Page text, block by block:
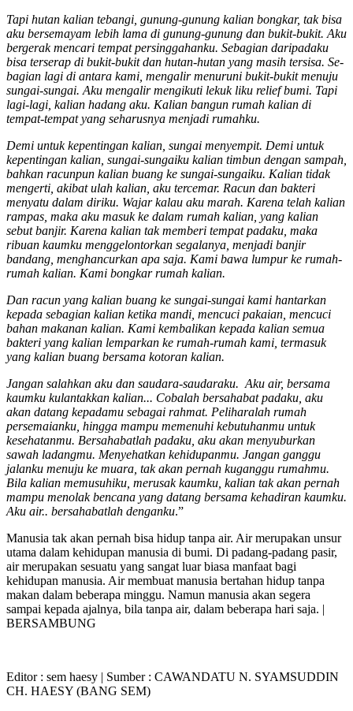
Tapi hutan kalian tebangi, gunung-gunung kalian bongkar, tak bisa
aku bersemayam lebih lama di gunung-gunung dan bukit-bukit. Aku
ber­gerak mencari tempat persinggahanku. Se­bagian daripadaku
bisa ter­serap di bukit-bukit dan hutan-hutan yang masih ter­sisa. Se­
bagian lagi di antara kami, mengalir menuruni bukit-bukit menuju
sungai-sungai. Aku meng­alir meng­ikuti lekuk liku relief bumi. Tapi
lagi-lagi, kalian hadang aku. Kalian bangun rumah kalian di
tempat-tempat yang seharusnya men­jadi rumahku.
Demi untuk kepentingan kalian, sungai me­nyempit. Demi untuk
kepentingan kalian, sungai-sungai­ku kalian timbun dengan sampah,
bahkan racunpun kalian buang ke sungai-sungaiku. Kalian tidak
mengerti, akibat ulah kalian, aku tercemar. Racun dan bakteri
menyatu dalam diriku. Wajar kalau aku marah. Karena telah kalian
rampas, maka aku masuk ke dalam rumah kali­an, yang kalian
sebut banjir. Karena kalian tak mem­beri tempat padaku, maka
ribuan kaumku meng­gelon­torkan segalanya, menjadi banjir
bandang, meng­hancur­kan apa saja. Kami bawa lumpur ke rumah-
rumah kalian. Kami bongkar rumah kalian.
Dan racun yang kalian buang ke sungai-sungai kami hantarkan
kepada sebagian kalian ketika mandi, men­cuci pakaian, mencuci
bahan makanan kalian. Kami kembalikan kepada kalian semua
bakteri yang kalian lemparkan ke rumah-rumah kami, termasuk
yang kali­an buang bersama kotoran kalian.
Jangan salahkan aku dan saudara-saudaraku. Aku air, bersama
kaumku kulantakkan kali­an... Cobalah ber­sahabat padaku, aku
akan datang kepadamu sebagai rahmat. Peliharalah rumah
persemaianku, hingga mampu me­menuhi kebutuhanmu untuk
kesehatanmu. Bersahabatlah padaku, aku akan menyubur­kan
sawah ladangmu. Menyehatkan kehidup­anmu. Jangan ganggu
jalanku menuju ke muara, tak akan pernah kuganggu rumahmu.
Bila kalian memusuhiku, merusak kaumku, kalian tak akan pernah
mampu menolak bencana yang datang bersama kehadiran kaumku.
Aku air.. ber­sahabat­lah denganku.”
Manusia tak akan pernah bisa hidup tanpa air. Air me­rupakan unsur
utama dalam kehidupan manusia di bumi. Di padang-padang pasir,
air me­rupakan sesuatu yang sangat luar biasa manfaat bagi
kehidupan manusia. Air membuat manusia bertahan hidup tanpa
makan dalam beberapa minggu. Namun manusia akan segera
sampai ke­pada ajalnya, bila tanpa air, dalam beberapa hari saja. |
BERSAMBUNG
Editor : sem haesy | Sumber : CAWANDATU N. SYAMSUDDIN
CH. HAESY (BANG SEM)